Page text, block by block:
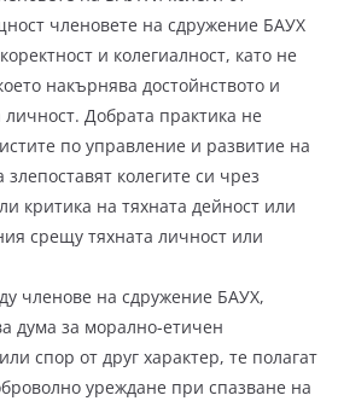
членовете на сдружение БАУХ
и колегиалност, като не
накърнява достойнството и
Добрата практика не
по управление и развитие на
колегите си чрез
критика на тяхната дейност или
срещу тяхната личност или
членове на сдружение БАУХ,
дума за морално-етичен
спор от друг характер, те полагат
уреждане при спазване на